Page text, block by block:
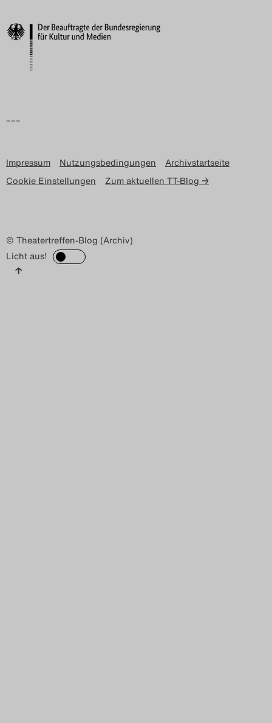
–––
Impressum Nutzungsbedingungen
Archivstartseite
Cookie Einstellungen
Zum aktuellen TT-Blog →
© Theatertreffen-Blog (Archiv)
Licht aus!
↑